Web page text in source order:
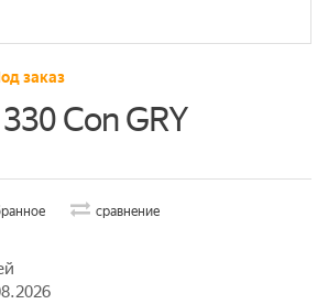
заказ
Con GRY
сравнение